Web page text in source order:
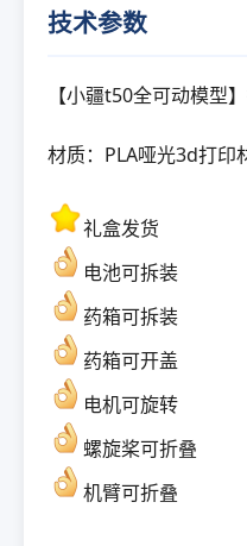
技术参数
【小疆t50全可动模型
材质：PLA哑光3d打印
礼盒发货
电池可拆装
药箱可拆装
药箱可开盖
电机可旋转
螺旋桨可折叠
机臂可折叠